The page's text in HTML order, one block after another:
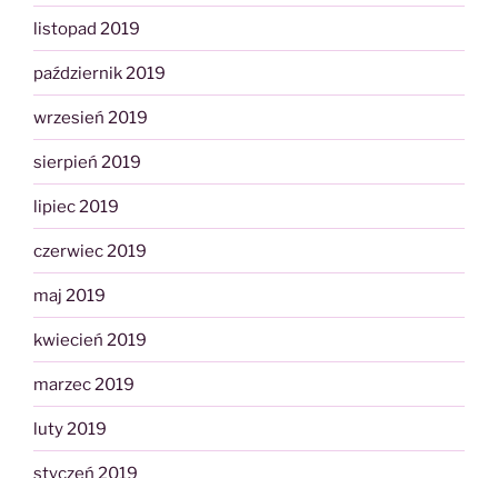
listopad 2019
październik 2019
wrzesień 2019
sierpień 2019
lipiec 2019
czerwiec 2019
maj 2019
kwiecień 2019
marzec 2019
luty 2019
styczeń 2019